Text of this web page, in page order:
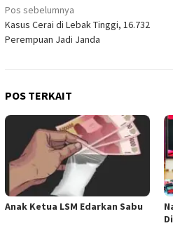
Navigasi
pos
Pos sebelumnya
Kasus Cerai di Lebak Tinggi, 16.732
Perempuan Jadi Janda
POS TERKAIT
Anak Ketua LSM Edarkan Sabu